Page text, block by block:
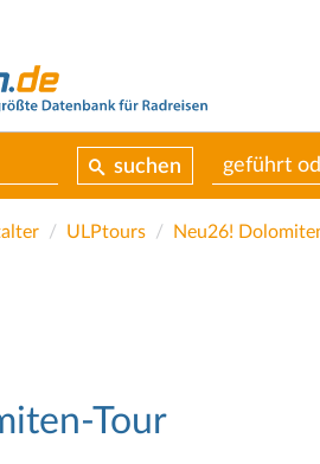
suchen geführt
ULPtours Neu26!
Tour